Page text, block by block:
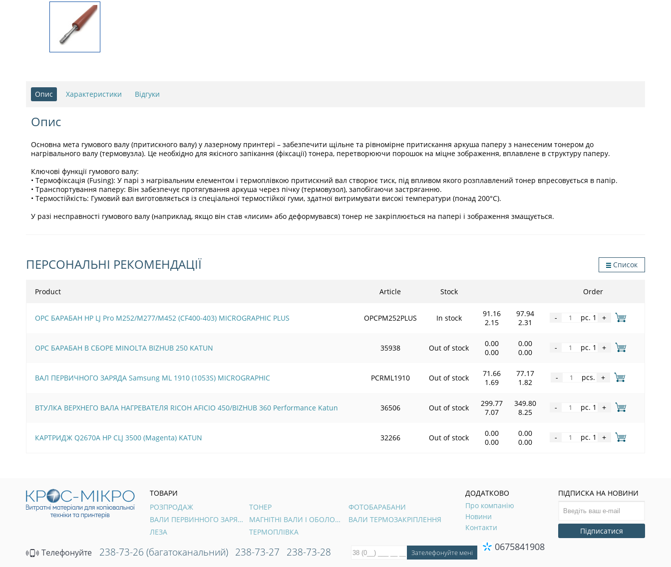
Опис Характеристики Відгуки
Опис
Основна мета гумового валу (притискного валу) у лазерному принтері – забезпечити щільне та рівномірне притискання аркуша паперу з нанесеним тонером до
нагрівального валу (термовузла). Це необхідно для якісного запікання (фіксації) тонера, перетворюючи порошок на міцне зображення, вплавлене в структуру паперу.
Ключові функції гумового валу:
• Термофіксація (Fusing): У парі з нагрівальним елементом і термоплівкою притискний вал створює тиск, під впливом якого розплавлений тонер впресовується в папір.
• Транспортування паперу: Він забезпечує протягування аркуша через пічку (термовузол), запобігаючи застряганню.
• Термостійкість: Гумовий вал виготовляється із спеціальної термостійкої гуми, здатної витримувати високі температури (понад 200°C).
У разі несправності гумового валу (наприклад, якщо він став «лисим» або деформувався) тонер не закріплюється на папері і зображення змащується.
ПЕРСОНАЛЬНІ РЕКОМЕНДАЦІЇ Список
Product Article Stock Order
OPC БАРАБАН HP LJ Pro M252/M277/M452 (CF400-403) MICROGRAPHIC PLUS OPCPM252PLUS In stock
91.16
2.15
97.94
2.31
- pc. 1 +
OPC БАРАБАН В СБОРЕ MINOLTA BIZHUB 250 KATUN 35938 Out of stock
0.00
0.00
0.00
0.00
- pc. 1 +
ВАЛ ПЕРВИЧНОГО ЗАРЯДА Samsung ML 1910 (1053S) MICROGRAPHIC PCRML1910 Out of stock
71.66
1.69
77.17
1.82
- pcs. +
ВТУЛКА ВЕРХНЕГО ВАЛА НАГРЕВАТЕЛЯ RICOH AFICIO 450/BIZHUB 360 Performance Katun 36506 Out of stock
299.77
7.07
349.80
8.25
- pc. 1 +
КАРТРИДЖ Q2670A HP CLJ 3500 (Magenta) KATUN 32266 Out of stock
0.00
0.00
0.00
0.00
- pc. 1 +
ТОВАРИ
РОЗПРОДАЖ
ТОНЕР
ФОТОБАРАБАНИ
ВАЛИ ПЕРВИННОГО ЗАРЯДУ
МАГНІТНІ ВАЛИ І ОБОЛОНКИ
ВАЛИ ТЕРМОЗАКРІПЛЕННЯ
ЛЕЗА
ТЕРМОПЛІВКА
ДОДАТКОВО
Про компанію
Новини
Контакти
ПІДПИСКА НА НОВИНИ
Підписатися
Телефонуйте 238-73-26 (багатоканальний) 238-73-27 238-73-28 0675841908